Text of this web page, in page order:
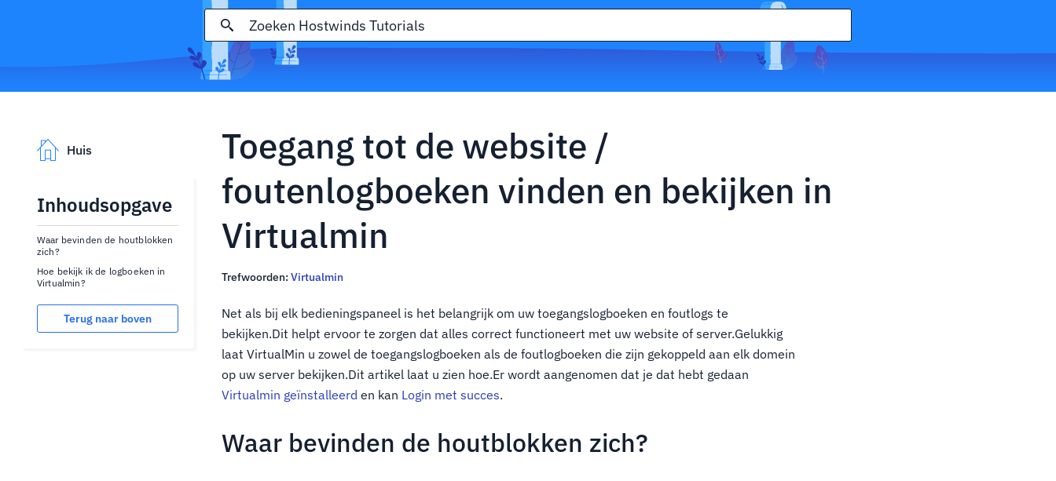
Huis
Inhoudsopgave
Waar bevinden de houtblokken
zich?
Hoe bekijk ik de logboeken in
Virtualmin?
Terug naar boven
Toegang tot de website /
foutenlogboeken vinden en bekijken in
Virtualmin
Trefwoorden: Virtualmin
Net als bij elk bedieningspaneel is het belangrijk om uw toegangslogboeken en foutlogs te
bekijken.Dit helpt ervoor te zorgen dat alles correct functioneert met uw website of server.Gelukkig
laat VirtualMin u zowel de toegangslogboeken als de foutlogboeken die zijn gekoppeld aan elk domein
op uw server bekijken.Dit artikel laat u zien hoe.Er wordt aangenomen dat je dat hebt gedaan
Virtualmin geïnstalleerd en kan Login met succes.
Waar bevinden de houtblokken zich?